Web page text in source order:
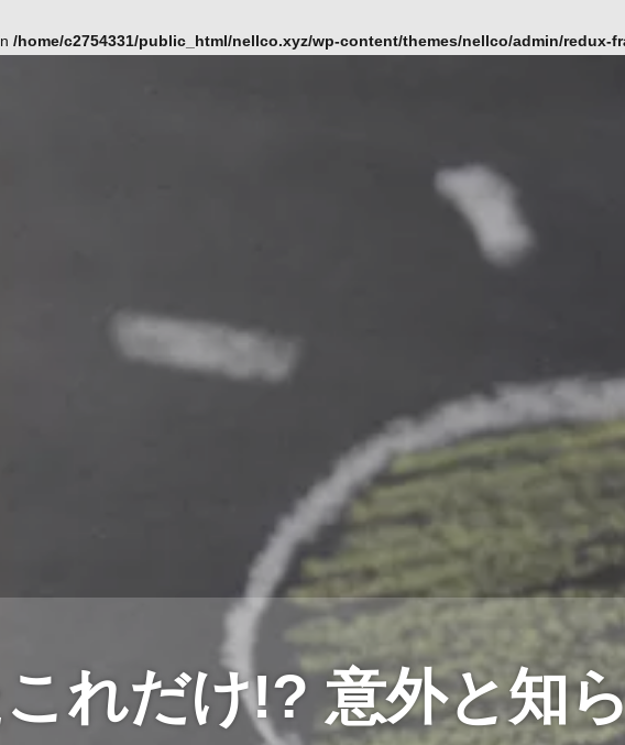
/home/c2754331/public_html/nellco.xyz/wp-content/themes/nellco/admin/redux-
れだけ!? 意外と知